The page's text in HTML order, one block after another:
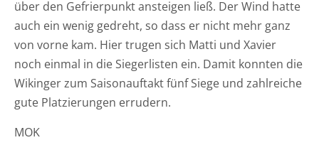
über den Gefrierpunkt ansteigen ließ. Der Wind hatte
auch ein wenig gedreht, so dass er nicht mehr ganz
von vorne kam. Hier trugen sich Matti und Xavier
noch einmal in die Siegerlisten ein. Damit konnten die
Wikinger zum Saisonauftakt fünf Siege und zahlreiche
gute Platzierungen errudern.
MOK